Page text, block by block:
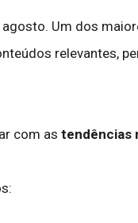
agosto. Um dos
relevantes,
com as tendências